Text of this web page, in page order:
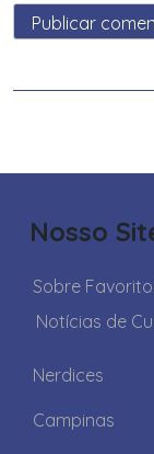
Nosso
Sobre
Notícias de
Nerdices
Campinas